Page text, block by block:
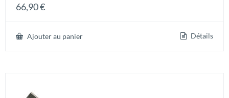
66,90€
Ajouter au panier Détails